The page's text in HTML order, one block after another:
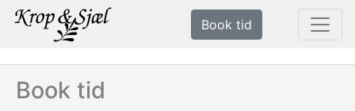
Book tid
Book tid